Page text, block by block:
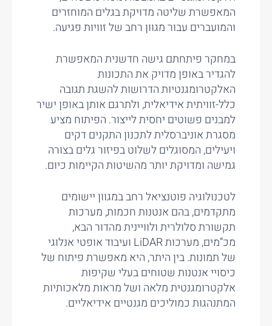
המאפשרת שליטה מדויקת בגלים המוחזרים
והמועברים עבור מגוון רחב של זוויות פגיעה.
במחקר פיתחתם גישה חדשנית המאפשרת
להגדיר באופן מדויק את התכונות
האלקטרומגנטיות הדרושות להשגת תגובה
כלל-זוויתית אידיאלית, ולתרגם אותן באופן ישיר
למבנים פשוטים יחסית לייצור. הפיתוח מציע
מסגרת אוניברסלית לתכנון התקנים דקים
ויעילים, המסוגלים לשלוט בפיזור גלים בצורה
גמישה ומדויקת יותר מהשיטות הקיימות כיום.
לטכנולוגיה פוטנציאל רחב במגוון יישומים
מתקדמים, בהם אנטנות חכמות, מערכות
תקשורת סלולרית ולוויינית מהדור הבא,
מכ”מים, מערכות LiDAR ועיבוד אופטי אנלוגי
של תמונות. בין היתר, היא מאפשרת פיתוח של
כיסויי אנטנות שטוחים בעלי שקיפות
אלקטרומגנטית מלאה ושל מראות מלאכותיות
המתנהגות כמוליכים מגנטיים אידיאליים.